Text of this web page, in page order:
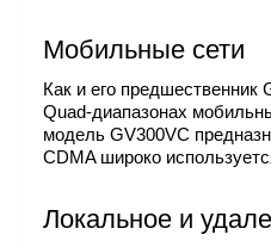
Мобильные сети
Как и его предшественник
Quad-диапазонах
модель GV300VC
CDMA широко
Локальное и